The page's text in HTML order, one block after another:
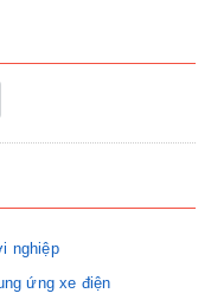
nghiệp
ứng xe điện